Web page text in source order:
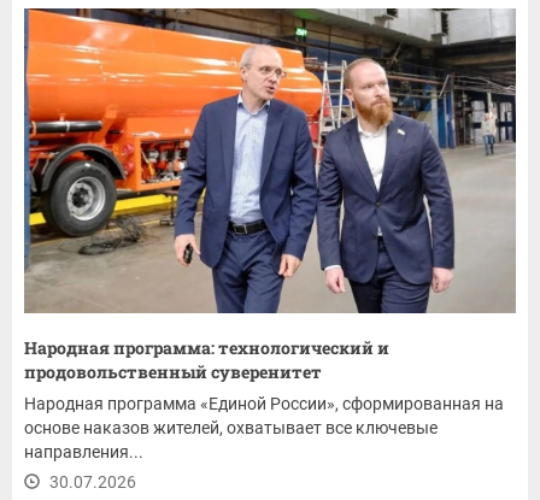
Народная программа: технологический и
продовольственный суверенитет
Народная программа «Единой России», сформированная на
основе наказов жителей, охватывает все ключевые
направления...
30.07.2026